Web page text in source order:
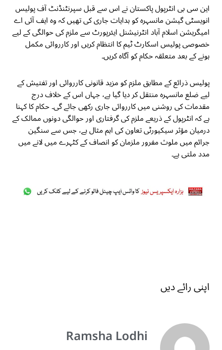
این سی بی انٹرپول پاکستان نے اس سے قبل سپرنٹنڈنٹ آف پولیس
انویسٹی گیشن مانسہرہ کو ہدایات جاری کی تھیں کہ وہ ایف آئی اے
امیگریشن اسلام آباد انٹرنیشنل ایئرپورٹ سے ملزم کی حوالگی کے لیے
خصوصی پولیس اسکارٹ ٹیم کا انتظام کریں اور کارروائی مکمل
ہونے کے بعد متعلقہ حکام کو آگاہ کریں۔
پولیس ذرائع کے مطابق ملزم کو مزید قانونی کارروائی اور تفتیش کے
لیے ضلع مانسہرہ منتقل کر دیا گیا ہے، جہاں اس کے خلاف درج
مقدمات کی روشنی میں کارروائی جاری رکھی جائے گی۔ حکام کا کہنا
ہے کہ انٹرپول کے ذریعے ملزم کی گرفتاری اور حوالگی دونوں ممالک کے
درمیان مؤثر سیکیورٹی تعاون کی اہم مثال ہے، جس سے سنگین
جرائم میں ملوث مفرور ملزمان کو انصاف کے کٹہرے میں لانے میں
مدد ملتی ہے۔
اپنی رائے دیں
Ramsha Lodhi